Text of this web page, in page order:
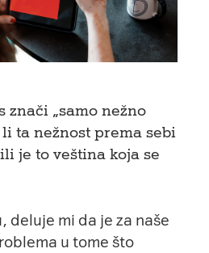
znači „samo nežno
ta nežnost prema sebi
je to veština koja se
deluje mi da je za naše
u tome što